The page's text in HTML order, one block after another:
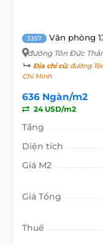
3357 Văn phòng
đường Tôn Đức
Địa chỉ cũ:đường
Chí Minh
636 Ngàn/m2
24 USD/m2
Tầng
Diện tích
Giá M2
Giá Tổng
Thuế